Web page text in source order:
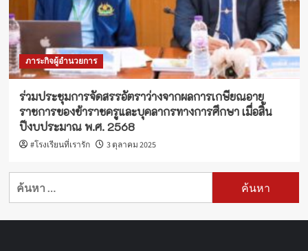
ภาระกิจผู้อำนวยการ
ร่วมประชุมการจัดสรรอัตราว่างจากผลการเกษียณอายุ
ราชการของข้าราชครูและบุคลากรทางการศึกษา เมื่อสิ้น
ปีงบประมาณ พ.ศ. 2568
#โรงเรียนที่เรารัก 3 ตุลาคม 2025
ค้นหา